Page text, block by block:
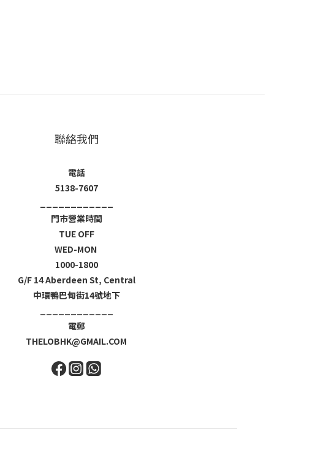
聯絡我們
電話
5138-7607
門市營業時間
TUE OFF
WED-MON
1000-1800
G/F 14 Aberdeen St, Central
中環鴨巴甸街14號地下
電郵
THELOBHK@GMAIL.COM